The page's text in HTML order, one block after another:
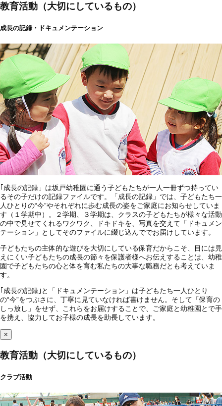
教育活動（大切にしているもの）
成長の記録・ドキュメンテーション
｢成長の記録」は坂戸幼稚園に通う子どもたちが一人一冊ずつ持ってい
るその子だけの記録ファイルです。「成長の記録」では、子どもたち一
人ひとりの“今”やそれぞれに歩む成長の姿をご家庭にお知らせしていま
す（１学期中）。２学期、３学期は、クラスの子どもたちが様々な活動
の中で見せてくれるワクワク、ドキドキを、写真を交えて「ドキュメン
テーション」としてそのファイルに綴じ込んででお届けしています。
子どもたちの主体的な遊びを大切にしている保育だからこそ、目には見
えにくい子どもたちの成長の節々を保護者様へお伝えすることは、幼稚
園で子どもたちの心と体を育む私たちの大事な職務だとも考えていま
す。
｢成長の記録｣と「ドキュメンテーション」は子どもたち一人ひとり
の“今”をつぶさに、丁寧に見ていなければ書けません。そして「保育の
しっ放し」をせず、これらをお届けすることで、ご家庭と幼稚園とで手
を携え、協力してお子様の成長を助長しています。
×
教育活動（大切にしているもの）
クラブ活動